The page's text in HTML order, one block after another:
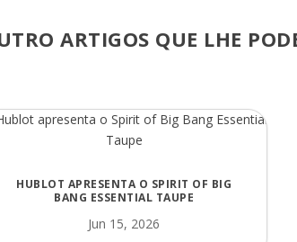
ARTIGOS QUE LHE
HUBLOT APRESENTA O SPIRIT OF BIG
BANG ESSENTIAL TAUPE
Jun 15, 2026